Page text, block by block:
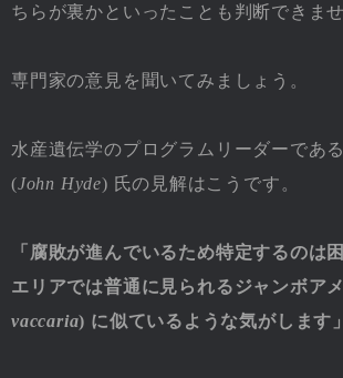
ちらが裏かといったことも判断できませ
専門家の意見を聞いてみましょう。
水産遺伝学のプログラムリーダーである
(John Hyde) 氏の見解はこうです。
「腐敗が進んでいるため特定するのは
エリアでは普通に見られるジャンボア
vaccaria) に似ているような気がします」